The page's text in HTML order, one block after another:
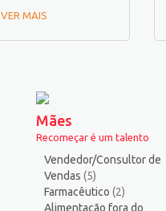
VER MAIS
Mães
Recomeçar é um talento
Vendedor/Consultor de
Vendas(5)
Farmacêutico(2)
Alimentação fora do